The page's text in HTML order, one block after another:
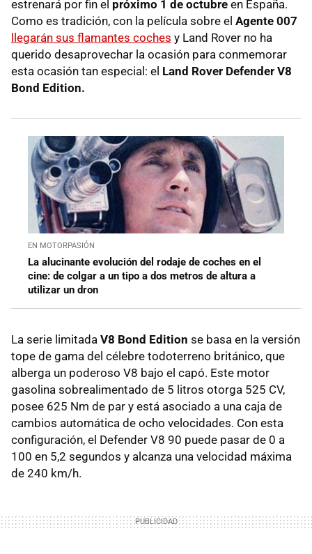
estrenará por fin el próximo 1 de octubre en España.
Como es tradición, con la película sobre el Agente 007
llegarán sus flamantes coches y Land Rover no ha
querido desaprovechar la ocasión para conmemorar
esta ocasión tan especial: el Land Rover Defender V8
Bond Edition.
EN MOTORPASIÓN
La alucinante evolución del rodaje de coches en el
cine: de colgar a un tipo a dos metros de altura a
utilizar un dron
La serie limitada V8 Bond Edition se basa en la versión
tope de gama del célebre todoterreno británico, que
alberga un poderoso V8 bajo el capó. Este motor
gasolina sobrealimentado de 5 litros otorga 525 CV,
posee 625 Nm de par y está asociado a una caja de
cambios automática de ocho velocidades. Con esta
configuración, el Defender V8 90 puede pasar de 0 a
100 en 5,2 segundos y alcanza una velocidad máxima
de 240 km/h.